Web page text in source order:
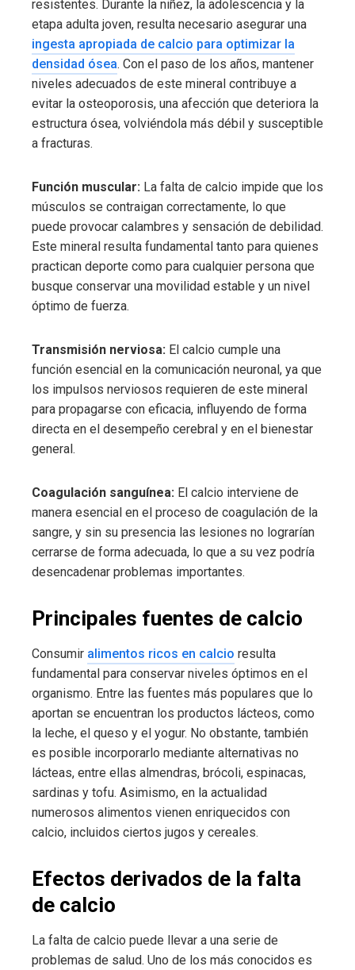
resistentes. Durante la niñez, la adolescencia y la
etapa adulta joven, resulta necesario asegurar una
ingesta apropiada de calcio para optimizar la
densidad ósea. Con el paso de los años, mantener
niveles adecuados de este mineral contribuye a
evitar la osteoporosis, una afección que deteriora la
estructura ósea, volviéndola más débil y susceptible
a fracturas.
Función muscular: La falta de calcio impide que los
músculos se contraigan correctamente, lo que
puede provocar calambres y sensación de debilidad.
Este mineral resulta fundamental tanto para quienes
practican deporte como para cualquier persona que
busque conservar una movilidad estable y un nivel
óptimo de fuerza.
Transmisión nerviosa: El calcio cumple una
función esencial en la comunicación neuronal, ya que
los impulsos nerviosos requieren de este mineral
para propagarse con eficacia, influyendo de forma
directa en el desempeño cerebral y en el bienestar
general.
Coagulación sanguínea: El calcio interviene de
manera esencial en el proceso de coagulación de la
sangre, y sin su presencia las lesiones no lograrían
cerrarse de forma adecuada, lo que a su vez podría
desencadenar problemas importantes.
Principales fuentes de calcio
Consumir alimentos ricos en calcio resulta
fundamental para conservar niveles óptimos en el
organismo. Entre las fuentes más populares que lo
aportan se encuentran los productos lácteos, como
la leche, el queso y el yogur. No obstante, también
es posible incorporarlo mediante alternativas no
lácteas, entre ellas almendras, brócoli, espinacas,
sardinas y tofu. Asimismo, en la actualidad
numerosos alimentos vienen enriquecidos con
calcio, incluidos ciertos jugos y cereales.
Efectos derivados de la falta
de calcio
La falta de calcio puede llevar a una serie de
problemas de salud. Uno de los más conocidos es